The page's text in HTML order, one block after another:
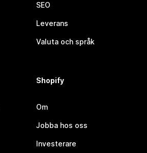
SEO
Leverans
Valuta och språk
Shopify
Om
Jobba hos oss
Investerare